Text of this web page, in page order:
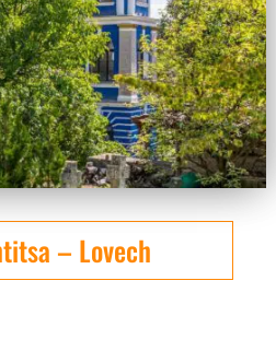
– Lovech